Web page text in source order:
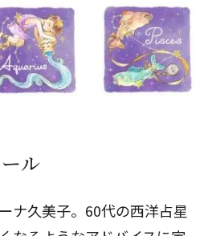
ル
ナ久美子。60代の西洋占星